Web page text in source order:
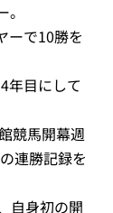
ーで10勝を
年目にして
競馬開幕週
連勝記録を
自身初の開